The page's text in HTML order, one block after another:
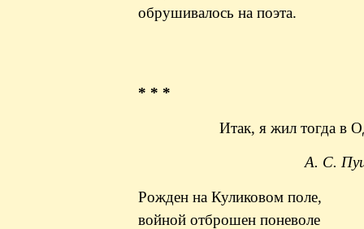
обрушивалось на поэта.
* * *
Итак, я жил тогда в
А. С.
Рожден на Куликовом поле,
войной отброшен поневоле